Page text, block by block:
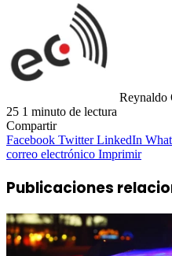
Reynaldo
25 1 minuto de lectura
Compartir
Facebook Twitter LinkedIn
correo electrónico Imprimir
Publicaciones